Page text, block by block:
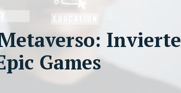
Invierte
Games